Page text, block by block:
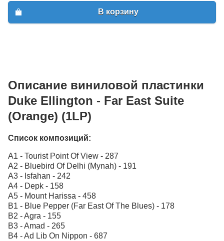
В корзину
Описание виниловой пластинки
Duke Ellington - Far East Suite
(Orange) (1LP)
Список композиций:
A1 - Tourist Point Of View - 287
A2 - Bluebird Of Delhi (Mynah) - 191
A3 - Isfahan - 242
A4 - Depk - 158
A5 - Mount Harissa - 458
B1 - Blue Pepper (Far East Of The Blues) - 178
B2 - Agra - 155
B3 - Amad - 265
B4 - Ad Lib On Nippon - 687